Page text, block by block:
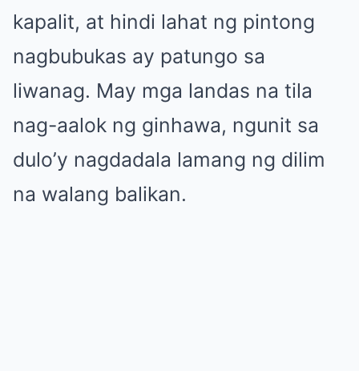
kapalit, at hindi lahat ng pintong
nagbubukas ay patungo sa
liwanag. May mga landas na tila
nag-aalok ng ginhawa, ngunit sa
dulo’y nagdadala lamang ng dilim
na walang balikan.